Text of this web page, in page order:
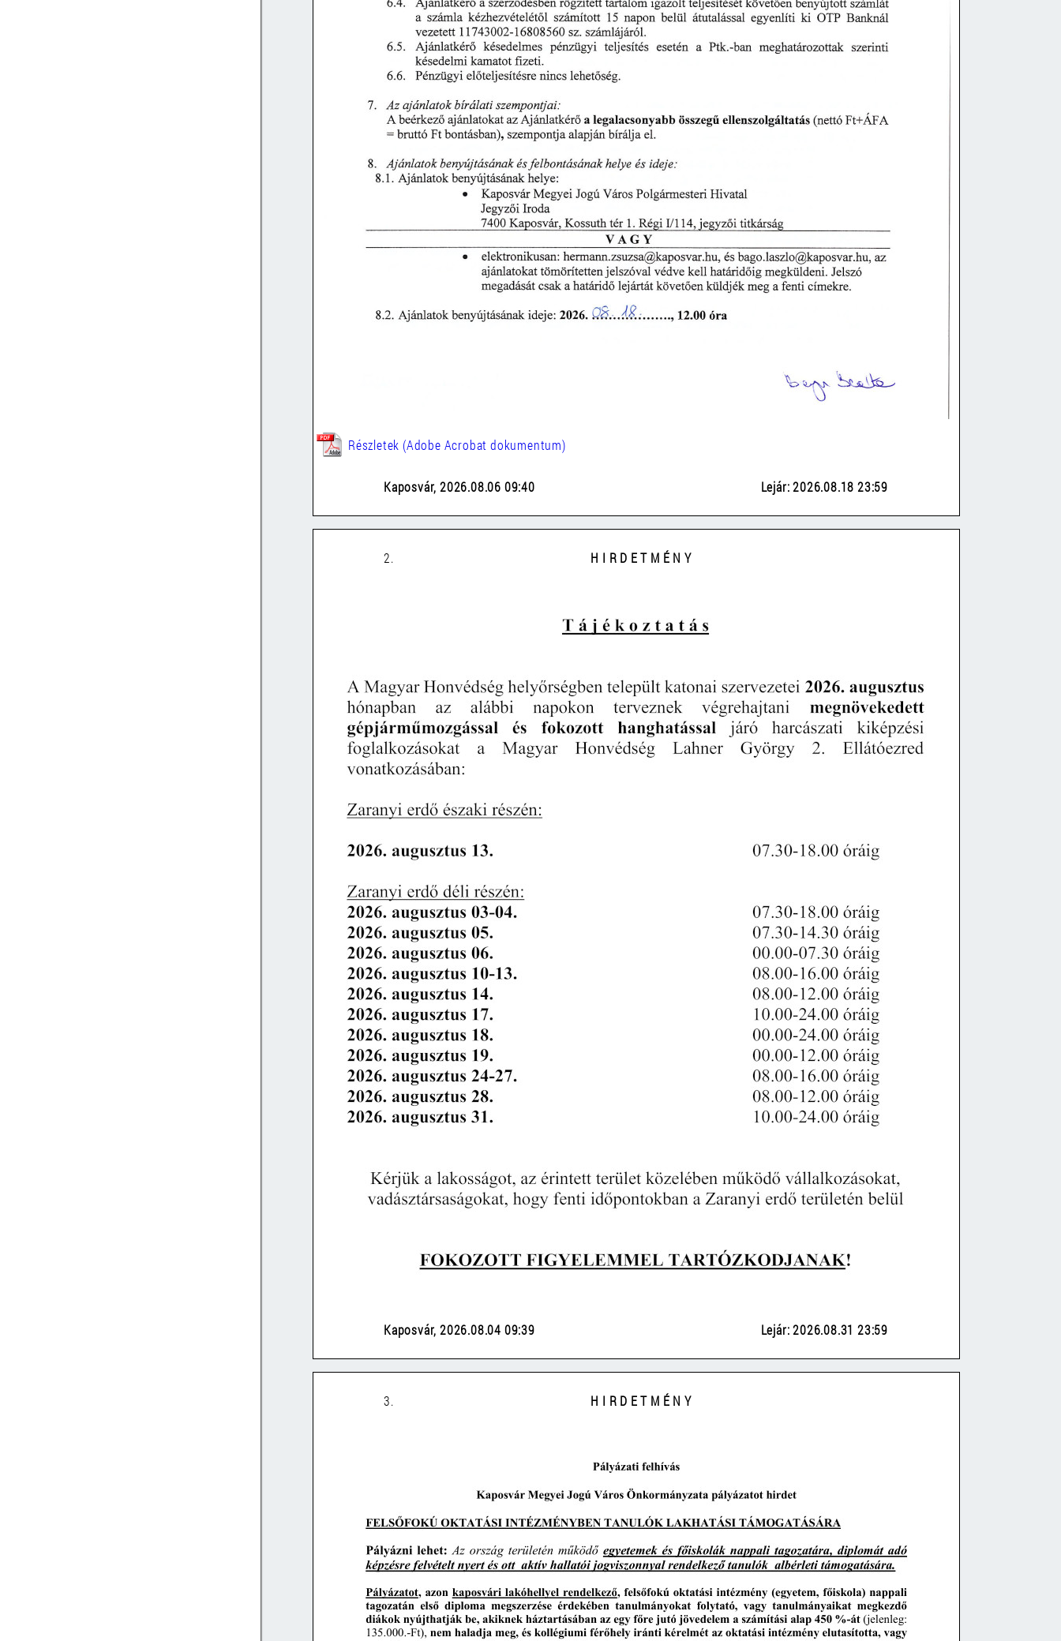
Részletek (Adobe Acrobat dokumentum)
Kaposvár, 2026.08.06 09:40 Lejár: 2026.08.18 23:59
2. H I R D E T M É N Y
Kaposvár, 2026.08.04 09:39 Lejár: 2026.08.31 23:59
3. H I R D E T M É N Y